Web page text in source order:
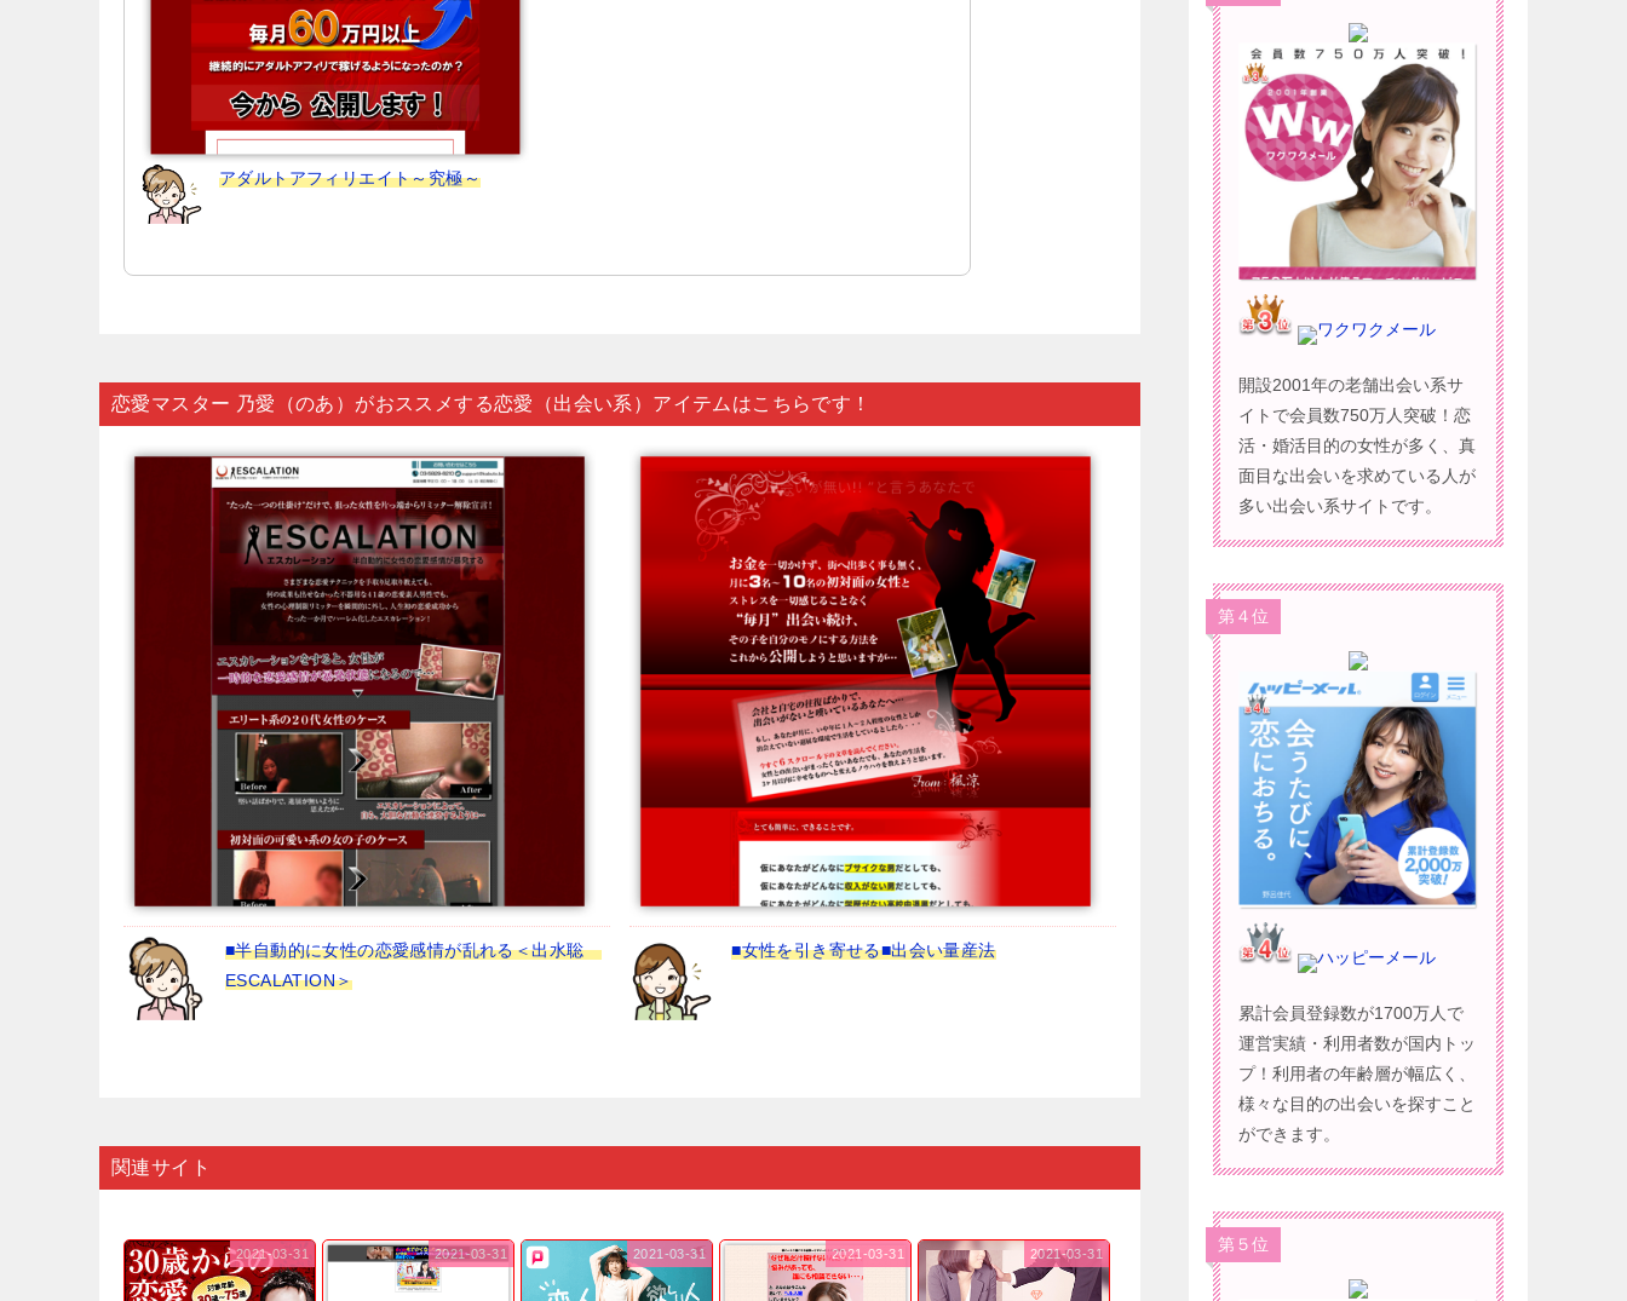
アダルトアフィリエイト～究極～
恋愛マスター 乃愛（のあ）がおススメする恋愛（出会い系）アイテムはこちらです！
■半自動的に女性の恋愛感情が乱れる＜出水聡
ESCALATION＞
■女性を引き寄せる■出会い量産法
関連サイト
2021-03-31 2021-03-31 2021-03-31 2021-03-31 2021-03-31
ワクワクメール
開設2001年の老舗出会い系サ
イトで会員数750万人突破！恋
活・婚活目的の女性が多く、真
面目な出会いを求めている人が
多い出会い系サイトです。
第４位
ハッピーメール
累計会員登録数が1700万人で
運営実績・利用者数が国内トッ
プ！利用者の年齢層が幅広く、
様々な目的の出会いを探すこと
ができます。
第５位